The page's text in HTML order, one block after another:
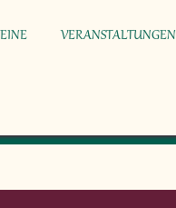
VERANSTALTUNGEN